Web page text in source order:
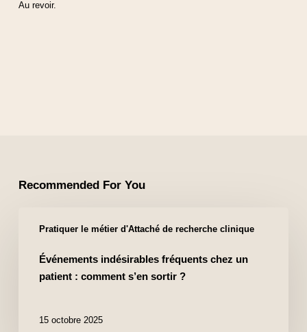
Au revoir.
Recommended For You
Pratiquer le métier d'Attaché de recherche clinique
Événements indésirables fréquents chez un
patient : comment s’en sortir ?
15 octobre 2025